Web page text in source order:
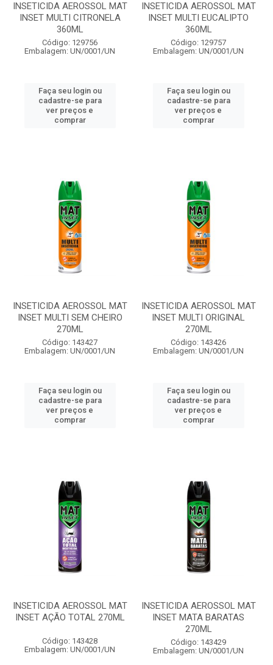
INSETICIDA AEROSSOL MAT
INSET MULTI CITRONELA
360ML
Código: 129756
Embalagem: UN/0001/UN
Faça seu login ou
cadastre-se para
ver preços e
comprar
INSETICIDA AEROSSOL MAT
INSET MULTI EUCALIPTO
360ML
Código: 129757
Embalagem: UN/0001/UN
Faça seu login ou
cadastre-se para
ver preços e
comprar
INSETICIDA AEROSSOL MAT
INSET MULTI SEM CHEIRO
270ML
Código: 143427
Embalagem: UN/0001/UN
Faça seu login ou
cadastre-se para
ver preços e
comprar
INSETICIDA AEROSSOL MAT
INSET MULTI ORIGINAL
270ML
Código: 143426
Embalagem: UN/0001/UN
Faça seu login ou
cadastre-se para
ver preços e
comprar
INSETICIDA AEROSSOL MAT
INSET AÇÃO TOTAL 270ML
Código: 143428
Embalagem: UN/0001/UN
INSETICIDA AEROSSOL MAT
INSET MATA BARATAS
270ML
Código: 143429
Embalagem: UN/0001/UN